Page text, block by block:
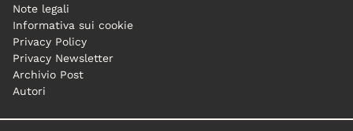
Note legali
Informativa sui cookie
Privacy Policy
Privacy Newsletter
Archivio Post
Autori